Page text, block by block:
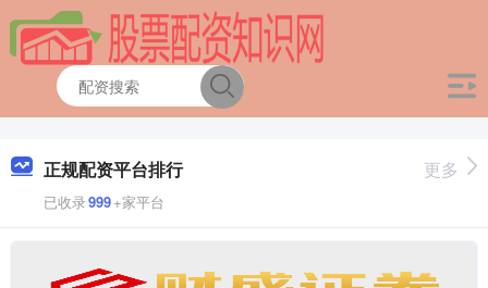
正规配资平台排行
已收录999+家平台
更多